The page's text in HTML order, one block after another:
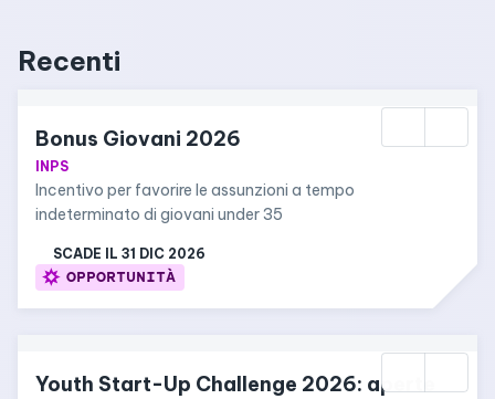
Recenti
Bonus Giovani 2026
INPS
Incentivo per favorire le assunzioni a tempo
indeterminato di giovani under 35
SCADE IL 31 DIC 2026
OPPORTUNITÀ
Youth Start-Up Challenge 2026: aperte